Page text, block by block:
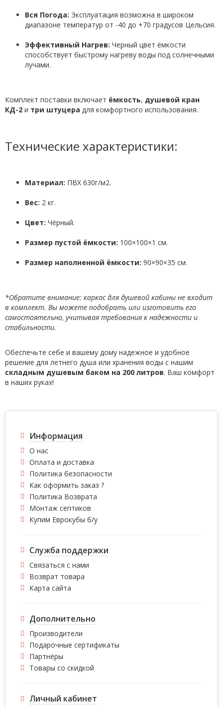
Вся Погода: Эксплуатация возможна в широком
диапазоне температур от -40 до +70 градусов Цельсия.
Эффективный Нагрев: Черный цвет ёмкости
способствует быстрому нагреву воды под солнечными
лучами.
Комплект поставки включает ёмкость, душевой кран
КД-2 и три штуцера для комфортного использования.
Технические характеристики:
Материал: ПВХ 630г/м2.
Вес: 2 кг.
Цвет: Чёрный.
Размер пустой ёмкости: 100×100×1 см.
Размер наполненной ёмкости: 90×90×35 см.
*Обратите внимание: каркас для душевой кабины не входит
в комплект. Вы можете подобрать или изготовить его
самостоятельно, учитывая требования к надежности и
стабильности.
Обеспечьте себе и вашему дому надежное и удобное
решение для летнего душа или хранения воды с нашим
складным душевым баком на 200 литров. Ваш комфорт
в наших руках!
Информация
О нас
Оплата и доставка
Политика безопасности
Как оформить заказ ?
Политика Возврата
Монтаж септиков
Купим Еврокубы б/у
Служба поддержки
Связаться с нами
Возврат товара
Карта сайта
Дополнительно
Производители
Подарочные сертификаты
Партнёры
Товары со скидкой
Личный кабинет